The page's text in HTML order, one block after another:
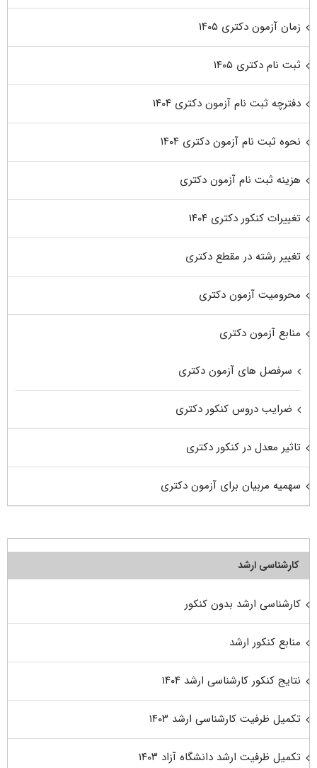
زمان آزمون دکتری ۱۴۰۵
ثبت نام دکتری ۱۴۰۵
دفترچه ثبت نام آزمون دکتری ۱۴۰۴
نحوه ثبت نام آزمون دکتری ۱۴۰۴
هزینه ثبت نام آزمون دکتری
تغییرات کنکور دکتری ۱۴۰۴
تغییر رشته در مقطع دکتری
محرومیت آزمون دکتری
منابع آزمون دکتری
سرفصل های آزمون دکتری
ضرایب دروس کنکور دکتری
تاثیر معدل در کنکور دکتری
سهمیه مربیان برای آزمون دکتری
کارشناسی ارشد
کارشناسی ارشد بدون کنکور
منابع کنکور ارشد
نتایج کنکور کارشناسی ارشد ۱۴۰۴
تکمیل ظرفیت کارشناسی ارشد ۱۴۰۳
تکمیل ظرفیت ارشد دانشگاه آزاد ۱۴۰۳